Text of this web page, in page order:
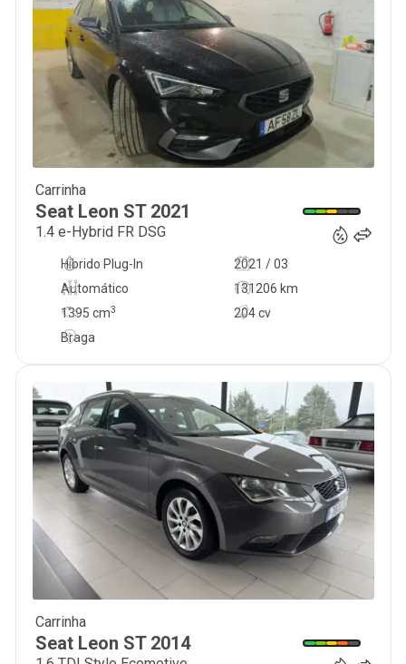
Carrinha
Seat Leon ST 2021
1.4 e-Hybrid FR DSG
2021 / 03
Automático
131206 km
204 cv
Híbrido Plug-In
1395 cm3
Braga
Carrinha
Seat Leon ST 2014